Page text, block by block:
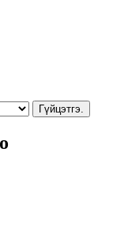
Гүйцэтгэ.